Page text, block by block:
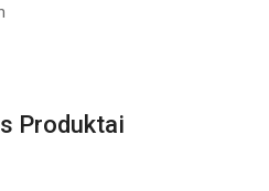
Produktai